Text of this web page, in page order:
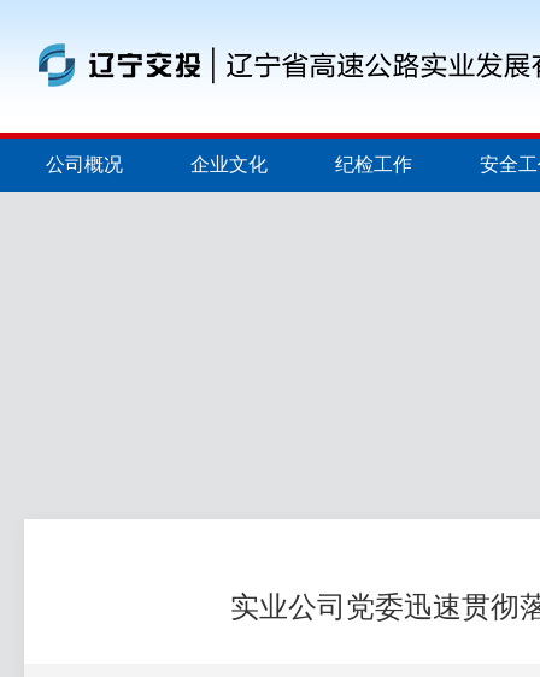
公司概况 企业文化 纪检工作 安全
实业公司党委迅速贯彻